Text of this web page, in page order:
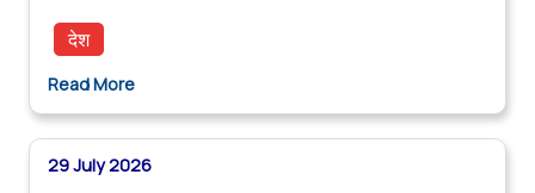
देश
Read More
29 July 2026